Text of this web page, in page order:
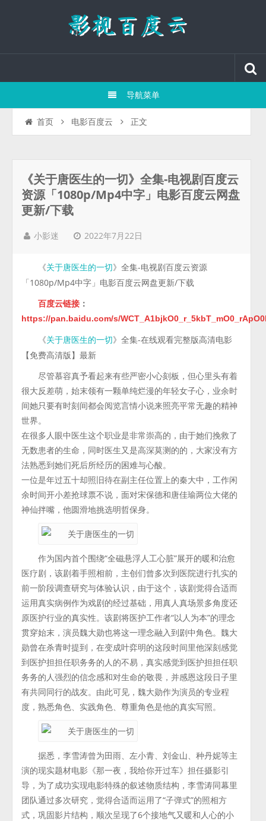
导航菜单
首页 电影百度云 正文
《关于唐医生的一切》全集-电视剧百度云
资源「1080p/Mp4中字」电影百度云网盘
更新/下载
小影迷 2022年7月22日
《关于唐医生的一切》全集-电视剧百度云资源
「1080p/Mp4中字」电影百度云网盘更新/下载
百度云链接 ：
https://pan.baidu.com/s/
《关于唐医生的一切》全集-在线观看完整版高清电影
【免费高清版】最新
尽管慕容真予看起来有些严密小心刻板，但心里头有着
很大反差萌，始末领有一颗单纯烂漫的年轻女子心，业余时
间她只要有时刻间都会阅览言情小说来照亮平常无趣的精神
世界。
在很多人眼中医生这个职业是非常崇高的，由于她们挽救了
无数患者的生命，同时医生又是高深莫测的的，大家没有方
法熟悉到她们死后所经历的困难与心酸。
一位是年过五十却照旧待在副主任位置上的秦大中，工作闲
余时间开小差抢球票不说，面对宋保德和唐佳瑜两位大佬的
神仙拌嘴，他圆滑地挑选明哲保身。
作为国内首个围绕“全磁悬浮人工心脏”展开的暖和治愈
医疗剧，该剧着手照相前，主创们曾多次到医院进行扎实的
前一阶段调查研究与体验认识，由于这个，该剧觉得合适而
运用真实病例作为戏剧的经过基础，用真人真场景多角度还
原医护行业的真实性。该剧将医护工作者“以人为本”的理念
贯穿始末，演员魏大勋也将这一理念融入到剧中角色。魏大
勋曾在杀青时提到，在变成叶弈明的这段时间里他深刻感觉
到医护担担任职务务的人的不易，真实感觉到医护担担任职
务务的人强烈的信念感和对生命的敬畏，并感恩这段日子里
有共同同行的战友。由此可见，魏大勋作为演员的专业程
度，熟悉角色、实践角色、尊重角色是他的真实写照。
据悉，李雪涛曾为田雨、左小青、刘金山、种丹妮等主
演的现实题材电影《那一夜，我给你开过车》担任摄影引
导，为了成功实现电影特殊的叙述物质结构，李雪涛同幕里
团队通过多次研究，觉得合适而运用了“子弹式”的照相方
式，巩固影片结构，顺次呈现了6个接地气又暖和人心的小